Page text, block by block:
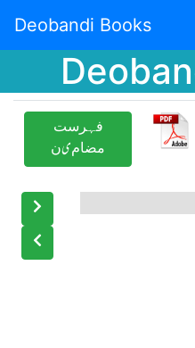
Deobandi Books
ﻓﮩﺮﺳﺖ
ﻣﻀﺎﻡیﻥ